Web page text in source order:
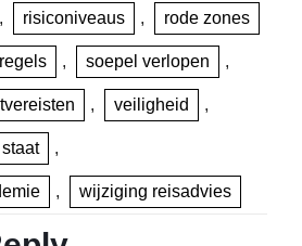
, risiconiveaus , rode zones
, soepel verlopen ,
, veiligheid ,
,
, wijziging reisadvies